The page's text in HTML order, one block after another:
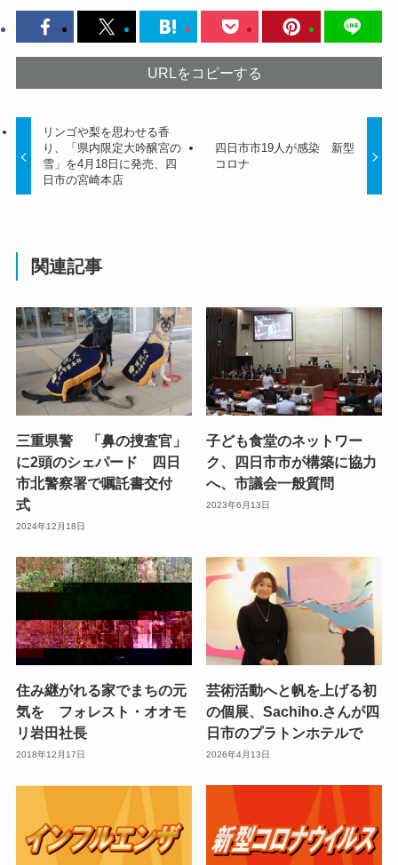
URLをコピーする
リンゴや梨を思わせる香
り、「県内限定大吟醸宮の
雪」を4月18日に発売、四
日市の宮崎本店
四日市市19人が感染 新型
コロナ
関連記事
三重県警 「鼻の捜査官」
に2頭のシェパード 四日
市北警察署で嘱託書交付
式
2024年12月18日
子ども食堂のネットワー
ク、四日市市が構築に協力
へ、市議会一般質問
2023年6月13日
住み継がれる家でまちの元
気を フォレスト・オオモ
リ岩田社長
2018年12月17日
芸術活動へと帆を上げる初
の個展、Sachiho.さんが四
日市のプラトンホテルで
2026年4月13日